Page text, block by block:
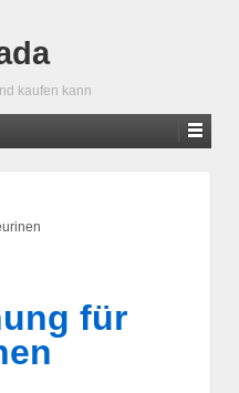
kaufen kann
für